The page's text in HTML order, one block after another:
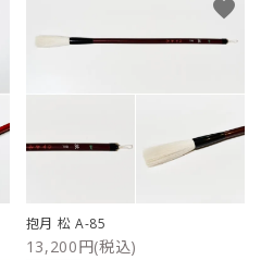
抱月 松 A-85
13,200円(税込)
favorite